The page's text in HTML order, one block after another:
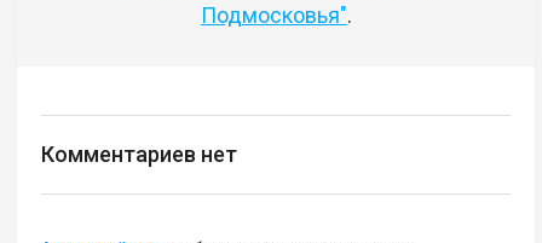
Подмосковья".
Комментариев нет